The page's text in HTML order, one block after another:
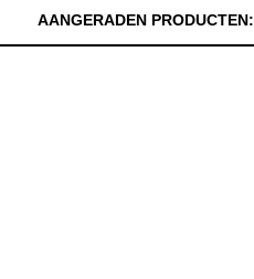
AANGERADEN PRODUCTEN: